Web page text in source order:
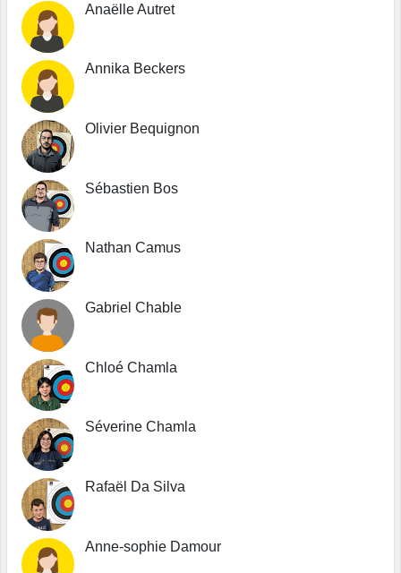
Anaëlle Autret
Annika Beckers
Olivier Bequignon
Sébastien Bos
Nathan Camus
Gabriel Chable
Chloé Chamla
Séverine Chamla
Rafaël Da Silva
Anne-sophie Damour